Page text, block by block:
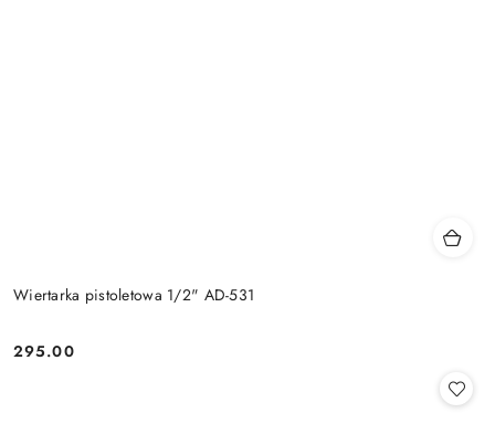
Wiertarka pistoletowa 1/2" AD-531
Cena:
295.00